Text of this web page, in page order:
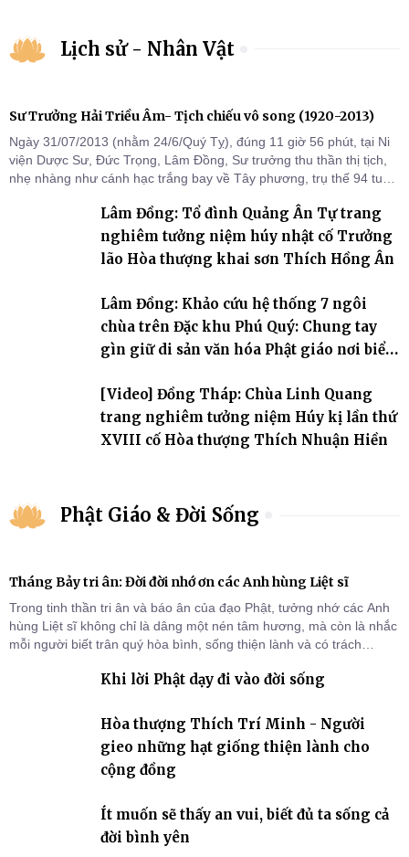
Lịch sử - Nhân Vật
Sư Trưởng Hải Triều Âm- Tịch chiếu vô song (1920-2013)
Ngày 31/07/2013 (nhằm 24/6/Quý Tỵ), đúng 11 giờ 56 phút, tại Ni
viện Dược Sư, Đức Trọng, Lâm Đồng, Sư trưởng thu thần thị tịch,
nhẹ nhàng như cánh hạc trắng bay về Tây phương, trụ thế 94 tuổi
Lâm Đồng: Tổ đình Quảng Ân Tự trang
nghiêm tưởng niệm húy nhật cố Trưởng
lão Hòa thượng khai sơn Thích Hồng Ân
Lâm Đồng: Khảo cứu hệ thống 7 ngôi
chùa trên Đặc khu Phú Quý: Chung tay
gìn giữ di sản văn hóa Phật giáo nơi biển
[Video] Đồng Tháp: Chùa Linh Quang
trang nghiêm tưởng niệm Húy kị lần thứ
XVIII cố Hòa thượng Thích Nhuận Hiền
Phật Giáo & Đời Sống
Tháng Bảy tri ân: Đời đời nhớ ơn các Anh hùng Liệt sĩ
Trong tinh thần tri ân và báo ân của đạo Phật, tưởng nhớ các Anh
hùng Liệt sĩ không chỉ là dâng một nén tâm hương, mà còn là nhắc
mỗi người biết trân quý hòa bình, sống thiện lành và có trách
Khi lời Phật dạy đi vào đời sống
Hòa thượng Thích Trí Minh - Người
gieo những hạt giống thiện lành cho
cộng đồng
Ít muốn sẽ thấy an vui, biết đủ ta sống cả
đời bình yên